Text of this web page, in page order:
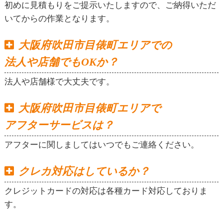
初めに見積もりをご提示いたしますので、ご納得いただ
いてからの作業となります。
大阪府吹田市目俵町エリアでの
法人や店舗でもOKか？
法人や店舗様で大丈夫です。
大阪府吹田市目俵町エリアで
アフターサービスは？
アフターに関しましてはいつでもご連絡ください。
クレカ対応はしているか？
クレジットカードの対応は各種カード対応しておりま
す。